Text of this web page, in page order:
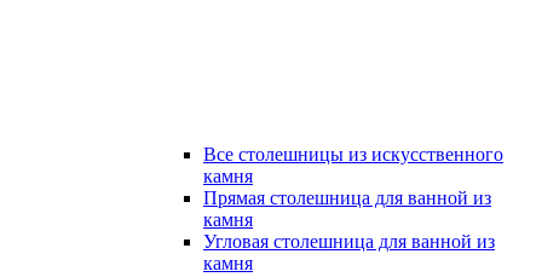
Все столешницы из искусственного
камня
Прямая столешница для ванной из
камня
Угловая столешница для ванной из
камня